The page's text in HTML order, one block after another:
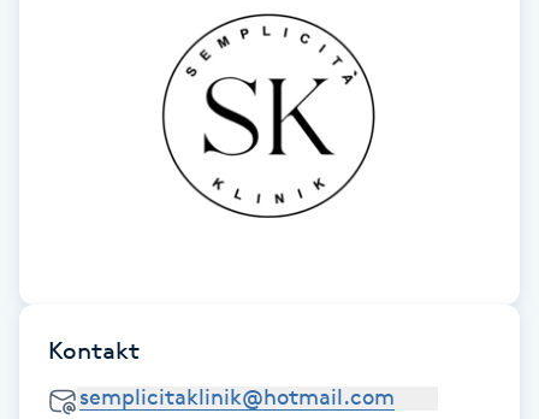
Hot Stone Massage
Hudföryngring
Kontakt